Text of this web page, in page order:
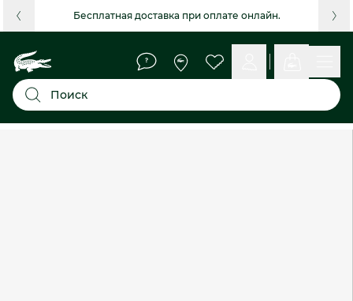
Бесплатная доставка при оплате онлайн.
Поиск